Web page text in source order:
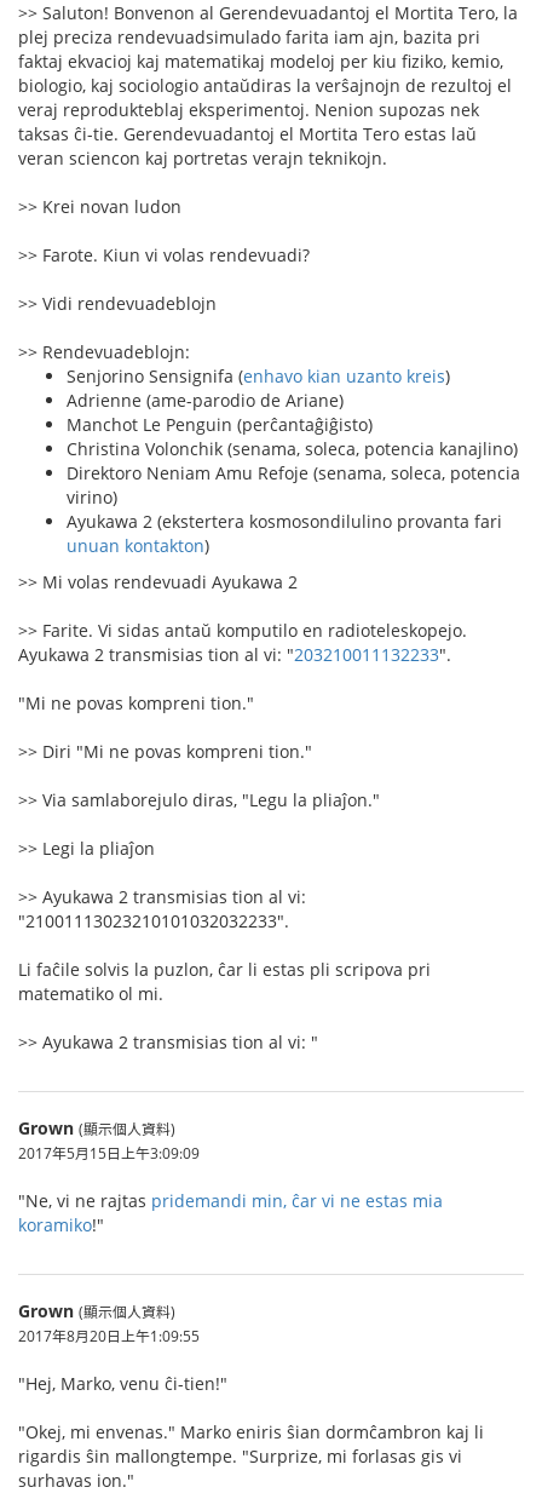
>> Saluton! Bonvenon al Gerendevuadantoj el Mortita Tero, la
plej preciza rendevuadsimulado farita iam ajn, bazita pri
faktaj ekvacioj kaj matematikaj modeloj per kiu fiziko, kemio,
biologio, kaj sociologio antaŭdiras la verŝajnojn de rezultoj el
veraj reprodukteblaj eksperimentoj. Nenion supozas nek
taksas ĉi-tie. Gerendevuadantoj el Mortita Tero estas laŭ
veran sciencon kaj portretas verajn teknikojn.
>> Krei novan ludon
>> Farote. Kiun vi volas rendevuadi?
>> Vidi rendevuadeblojn
>> Rendevuadeblojn:
Senjorino Sensignifa (enhavo kian uzanto kreis)
Adrienne (ame-parodio de Ariane)
Manchot Le Penguin (perĉantaĝiĝisto)
Christina Volonchik (senama, soleca, potencia kanajlino)
Direktoro Neniam Amu Refoje (senama, soleca, potencia
virino)
Ayukawa 2 (ekstertera kosmosondilulino provanta fari
unuan kontakton)
>> Mi volas rendevuadi Ayukawa 2
>> Farite. Vi sidas antaŭ komputilo en radioteleskopejo.
Ayukawa 2 transmisias tion al vi: "203210011132233".
"Mi ne povas kompreni tion."
>> Diri "Mi ne povas kompreni tion."
>> Via samlaborejulo diras, "Legu la pliaĵon."
>> Legi la pliaĵon
>> Ayukawa 2 transmisias tion al vi:
"21001113023210101032032233".
Li faĉile solvis la puzlon, ĉar li estas pli scripova pri
matematiko ol mi.
>> Ayukawa 2 transmisias tion al vi: "
Grown (顯示個人資料)
2017年5月15日上午3:09:09
"Ne, vi ne rajtas pridemandi min, ĉar vi ne estas mia
koramiko!"
Grown (顯示個人資料)
2017年8月20日上午1:09:55
"Hej, Marko, venu ĉi-tien!"
"Okej, mi envenas." Marko eniris ŝian dormĉambron kaj li
rigardis ŝin mallongtempe. "Surprize, mi forlasas gis vi
surhavas ion."